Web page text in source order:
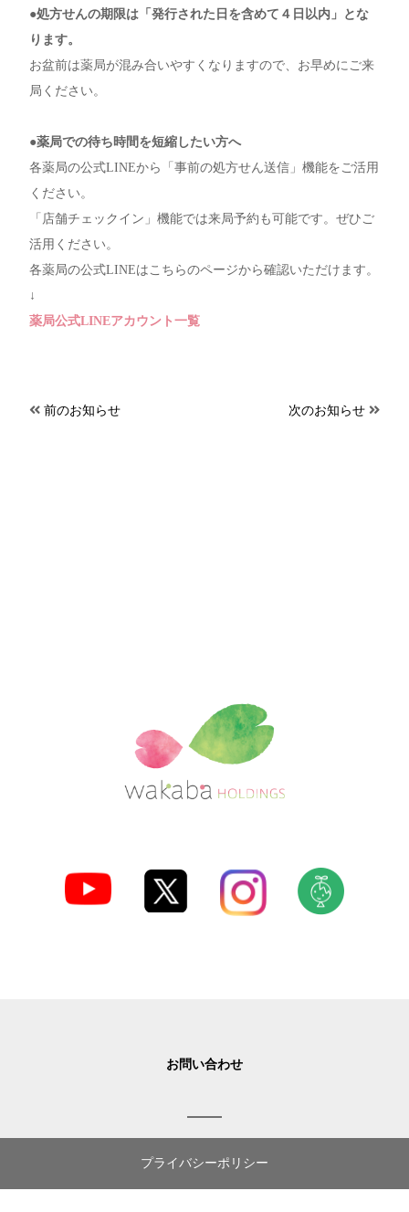
●処方せんの期限は「発行された日を含めて４日以内」とな
ります。
お盆前は薬局が混み合いやすくなりますので、 お早めにご来
局ください。
●薬局での待ち時間を短縮したい方へ
各薬局の公式LINEから「事前の処方せん送信」機能をご活用
ください。
「店舗チェックイン」機能では来局予約も可能です。ぜひご
活用ください。
各薬局の公式LINEはこちらのページから確認いただけます。
↓
薬局公式LINEアカウント一覧
前のお知らせ 次のお知らせ
お問い合わせ
プライバシーポリシー